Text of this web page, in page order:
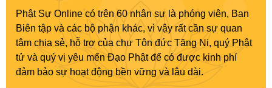
Phật Sự Online có trên 60 nhân sự là phóng viên, Ban
Biên tập và các bộ phận khác, vì vậy rất cần sự quan
tâm chia sẻ, hỗ trợ của chư Tôn đức Tăng Ni, quý Phật
tử và quý vị yêu mến Đạo Phật để có được kinh phí
đảm bảo sự hoạt động bền vững và lâu dài.